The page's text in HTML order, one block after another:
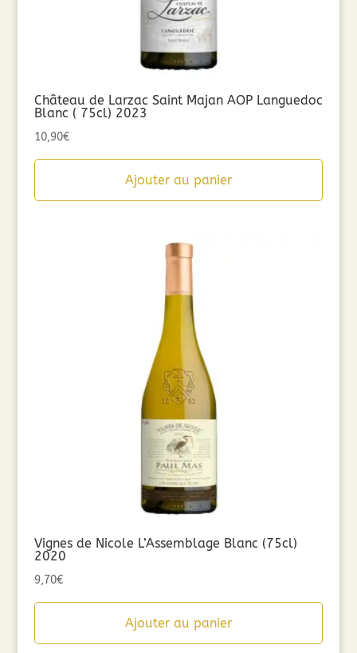
Château de Larzac Saint Majan AOP Languedoc
Blanc ( 75cl) 2023
10,90€
Ajouter au panier
Vignes de Nicole L’Assemblage Blanc (75cl)
2020
9,70€
Ajouter au panier